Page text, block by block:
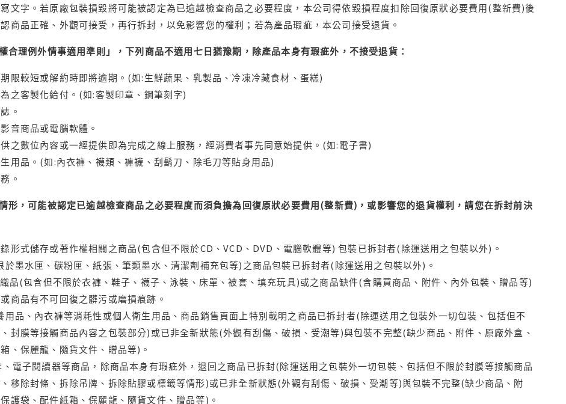
寫文字。若原廠包裝損毀將可能被認定為已逾越檢查商品之必要程度，本公司得依毀損程度扣除回復原狀必要費用(整新費)後
商品正確、外觀可接受，再行拆封，以免影響您的權利；若為產品瑕疵，本公司接受退貨。
合理例外情事適用準則」，下列商品不適用七日猶豫期，除產品本身有瑕疵外，不接受退貨：
限較短或解約時即將逾期。(如:生鮮蔬果、乳製品、冷凍冷藏食材、蛋糕)
之客製化給付。(如:客製印章、鋼筆刻字)
。
音商品或電腦軟體。
之數位內容或一經提供即為完成之線上服務，經消費者事先同意始提供。(如:電子書)
用品。(如:內衣褲、襪類、褲襪、刮鬍刀、除毛刀等貼身用品)
。
形，可能被認定已逾越檢查商品之必要程度而須負擔為回復原狀必要費用(整新費)，或影響您的退貨權利，請您在拆封前決
形式儲存或著作權相關之商品(包含但不限於CD、VCD、DVD、電腦軟體等) 包裝已拆封者(除運送用之包裝以外)。
於墨水匣、碳粉匣、紙張、筆類墨水、清潔劑補充包等)之商品包裝已拆封者(除運送用之包裝以外)。
品(包含但不限於衣褲、鞋子、襪子、泳裝、床單、被套、填充玩具)或之商品缺件(含購買商品、附件、內外包裝、贈品等)
商品有不可回復之髒污或磨損痕跡。
用品、內衣褲等消耗性或個人衛生用品、商品銷售頁面上特別載明之商品已拆封者(除運送用之包裝外一切包裝、包括但不
封膜等接觸商品內容之包裝部分)或已非全新狀態(外觀有刮傷、破損、受潮等)與包裝不完整(缺少商品、附件、原廠外盒、
、保麗龍、隨貨文件、贈品等)。
、電子閱讀器等商品，除商品本身有瑕疵外，退回之商品已拆封(除運送用之包裝外一切包裝、包括但不限於封膜等接觸商品
移除封條、拆除吊牌、拆除貼膠或標籤等情形)或已非全新狀態(外觀有刮傷、破損、受潮等)與包裝不完整(缺少商品、附
護袋、配件紙箱、保麗龍、隨貨文件、贈品等)。